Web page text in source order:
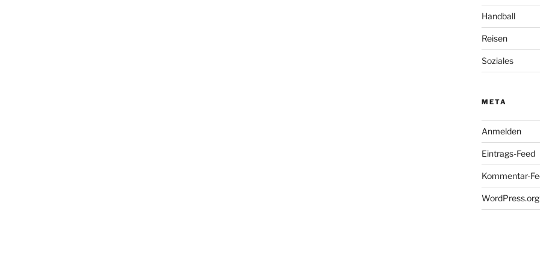
Handball
Reisen
Soziales
META
Anmelden
Eintrags-Feed
Kommentar-
WordPress.org